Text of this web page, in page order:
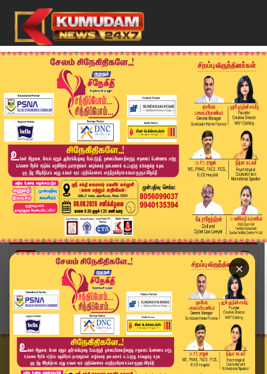
×
Home
வீடியோ ஸ்டோரி
இன்றைய நாள் சிறப்பு நாளை காலை 6 மணிக்கு | Kumud...